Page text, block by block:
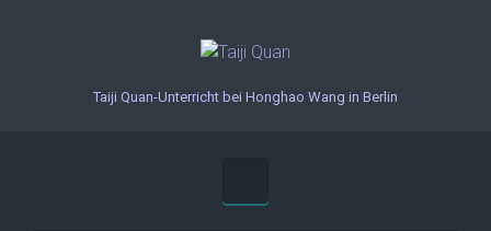
Taiji Quan-Unterricht bei Honghao Wang in Berlin